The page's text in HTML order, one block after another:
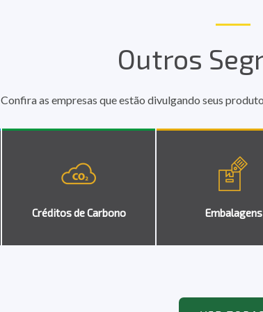
Outros
Confira as empresas que estão divulgando seus
Créditos de Carbono Embalagens